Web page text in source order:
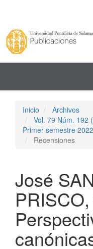
principal
Barra
lateral
Inicio
Archivos
Vol. 79 Núm. 192
Primer semestre 2022
Recensiones
José